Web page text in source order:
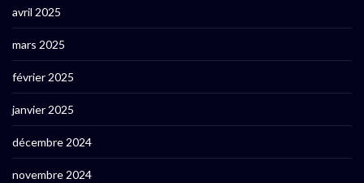
avril 2025
mars 2025
février 2025
janvier 2025
décembre 2024
novembre 2024